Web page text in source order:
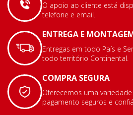
O apoio ao cliente está
telefone e email.
ENTREGA E
Entregas em todo País e
todo território Continental.
COMPRA SEGURA
Oferecemos uma
pagamento seguros e